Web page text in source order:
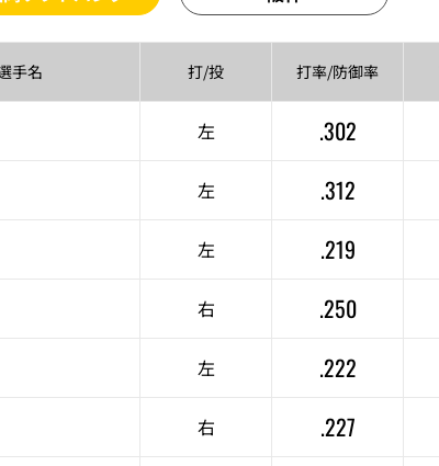
手名 打/投 打率/防御率
左 .302
左 .312
左 .219
右 .250
左 .222
右 .227